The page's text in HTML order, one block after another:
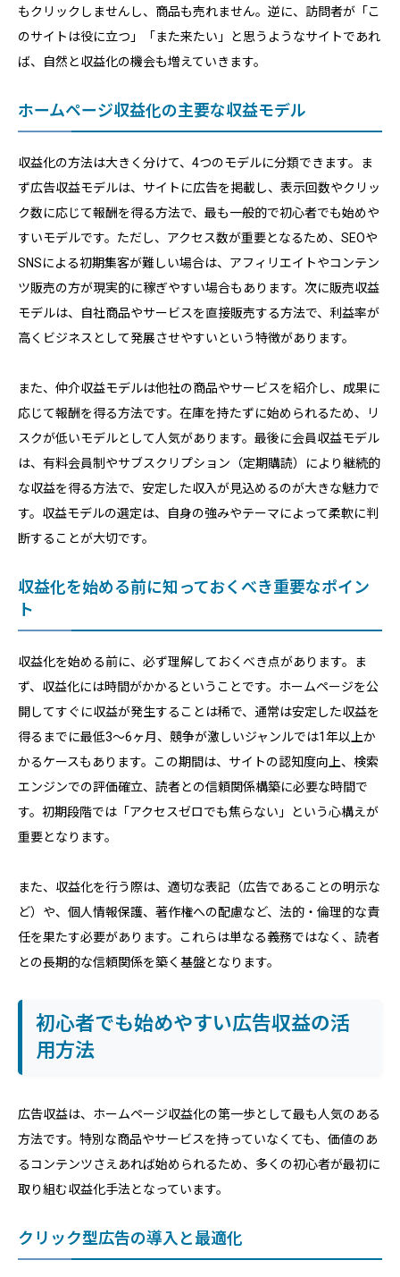
もクリックしませんし、商品も売れません。逆に、訪問者が「こ
のサイトは役に立つ」「また来たい」と思うようなサイトであれ
ば、自然と収益化の機会も増えていきます。
ホームページ収益化の主要な収益モデル
収益化の方法は大きく分けて、4つのモデルに分類できます。ま
ず広告収益モデルは、サイトに広告を掲載し、表示回数やクリッ
ク数に応じて報酬を得る方法で、最も一般的で初心者でも始めや
すいモデルです。ただし、アクセス数が重要となるため、SEOや
SNSによる初期集客が難しい場合は、アフィリエイトやコンテン
ツ販売の方が現実的に稼ぎやすい場合もあります。次に販売収益
モデルは、自社商品やサービスを直接販売する方法で、利益率が
高くビジネスとして発展させやすいという特徴があります。
また、仲介収益モデルは他社の商品やサービスを紹介し、成果に
応じて報酬を得る方法です。在庫を持たずに始められるため、リ
スクが低いモデルとして人気があります。最後に会員収益モデル
は、有料会員制やサブスクリプション（定期購読）により継続的
な収益を得る方法で、安定した収入が見込めるのが大きな魅力で
す。収益モデルの選定は、自身の強みやテーマによって柔軟に判
断することが大切です。
収益化を始める前に知っておくべき重要なポイン
ト
収益化を始める前に、必ず理解しておくべき点があります。ま
ず、収益化には時間がかかるということです。ホームページを公
開してすぐに収益が発生することは稀で、通常は安定した収益を
得るまでに最低3〜6ヶ月、競争が激しいジャンルでは1年以上か
かるケースもあります。この期間は、サイトの認知度向上、検索
エンジンでの評価確立、読者との信頼関係構築に必要な時間で
す。初期段階では「アクセスゼロでも焦らない」という心構えが
重要となります。
また、収益化を行う際は、適切な表記（広告であることの明示な
ど）や、個人情報保護、著作権への配慮など、法的・倫理的な責
任を果たす必要があります。これらは単なる義務ではなく、読者
との長期的な信頼関係を築く基盤となります。
初心者でも始めやすい広告収益の活
用方法
広告収益は、ホームページ収益化の第一歩として最も人気のある
方法です。特別な商品やサービスを持っていなくても、価値のあ
るコンテンツさえあれば始められるため、多くの初心者が最初に
取り組む収益化手法となっています。
クリック型広告の導入と最適化